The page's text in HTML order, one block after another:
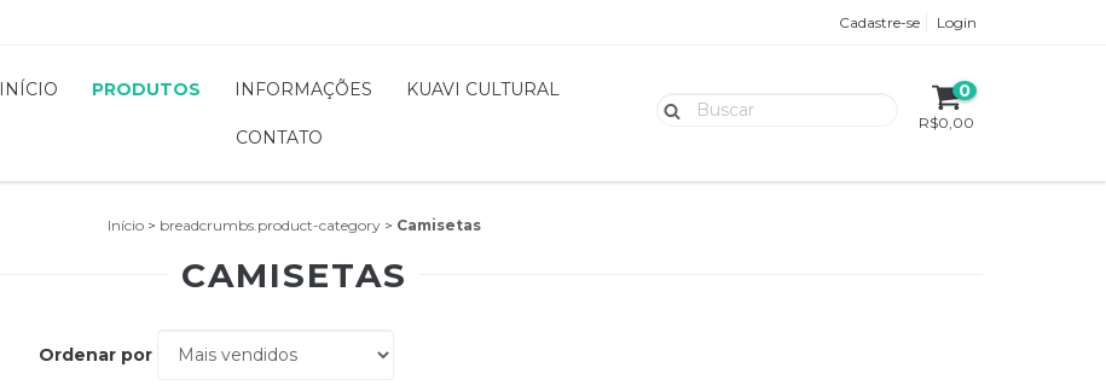
Cadastre-se Login
INÍCIO PRODUTOS INFORMAÇÕES KUAVI CULTURAL
CONTATO
0
R$0,00
Início > breadcrumbs.product-category > Camisetas
CAMISETAS
Ordenar por